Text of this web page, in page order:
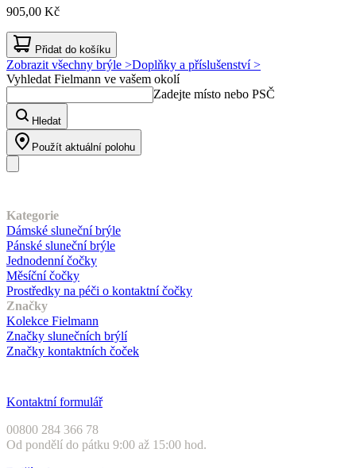
905,00 Kč
Přidat do košíku
Zobrazit všechny brýle >Doplňky a příslušenství >
Vyhledat Fielmann ve vašem okolí
Zadejte místo nebo PSČ
Hledat
Použít aktuální polohu
Kategorie
Dámské sluneční brýle
Pánské sluneční brýle
Jednodenní čočky
Měsíční čočky
Prostředky na péči o kontaktní čočky
Značky
Kolekce Fielmann
Značky slunečních brýlí
Značky kontaktních čoček
Kontaktní formulář
00800 284 366 78
Od pondělí do pátku 9:00 až 15:00 hod.